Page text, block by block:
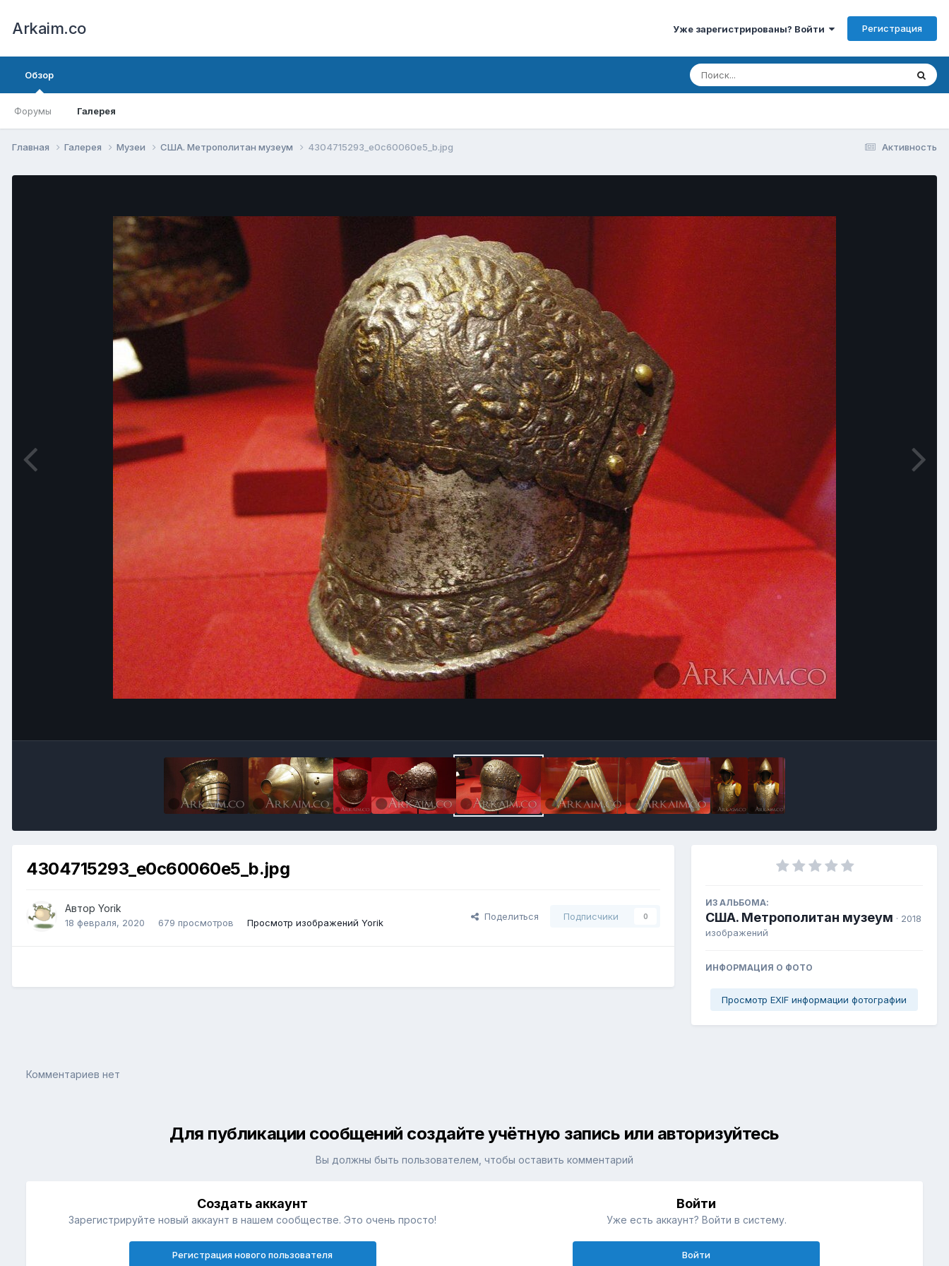
Arkaim.co Уже зарегистрированы? Войти Регистрация
Обзор
Форумы Галерея
Активность
Главная Галерея Музеи США. Метрополитан музеум 4304715293_e0c60060e5_b.jpg
4304715293_e0c60060e5_b.jpg
Автор Yorik
18 февраля, 2020 679 просмотров Просмотр изображений Yorik
Поделиться Подписчики 0
ИЗ АЛЬБОМА:
США. Метрополитан музеум · 2018
изображений
ИНФОРМАЦИЯ О ФОТО
Просмотр EXIF информации фотографии
Комментариев нет
Для публикации сообщений создайте учётную запись или авторизуйтесь
Вы должны быть пользователем, чтобы оставить комментарий
Создать аккаунт
Зарегистрируйте новый аккаунт в нашем сообществе. Это очень просто!
Регистрация нового пользователя
Войти
Уже есть аккаунт? Войти в систему.
Войти